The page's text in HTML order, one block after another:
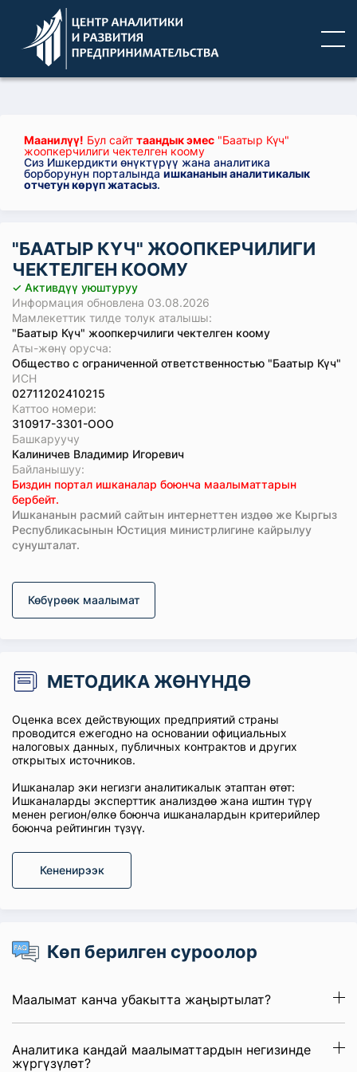
Маанилүү! Бул сайт таандык эмес "Баатыр Күч"
жоопкерчилиги чектелген коому
Сиз Ишкердикти өнүктүрүү жана аналитика
борборунун порталындаишкананын аналитикалык
отчетун көрүп жатасыз.
"БААТЫР КҮЧ" ЖООПКЕРЧИЛИГИ
ЧЕКТЕЛГЕН КООМУ
✓ Активдүү уюштуруу
Информация обновлена 03.08.2026
Мамлекеттик тилде толук аталышы:
"Баатыр Күч" жоопкерчилиги чектелген коому
Аты-жөнү орусча:
Общество с ограниченной ответственностью "Баатыр Күч"
ИСН
02711202410215
Каттоо номери:
310917-3301-ООО
Башкаруучу
Калиничев Владимир Игоревич
Байланышуу:
Биздин портал ишканалар боюнча маалыматтарын
бербейт.
Ишкананын расмий сайтын интернеттен издөө же Кыргыз
Республикасынын Юстиция министрлигине кайрылуу
сунушталат.
Көбүрөөк маалымат
МЕТОДИКА ЖӨНҮНДӨ
Оценка всех действующих предприятий страны
проводится ежегодно на основании официальных
налоговых данных, публичных контрактов и других
открытых источников.
Ишканалар эки негизги аналитикалык этаптан өтөт:
Ишканаларды эксперттик анализдөө жана иштин түрү
менен регион/өлкө боюнча ишканалардын критерийлер
боюнча рейтингин түзүү.
Кененирээк
Көп берилген суроолор
Маалымат канча убакытта жаңыртылат?
Аналитика кандай маалыматтардын негизинде
жүргүзүлөт?